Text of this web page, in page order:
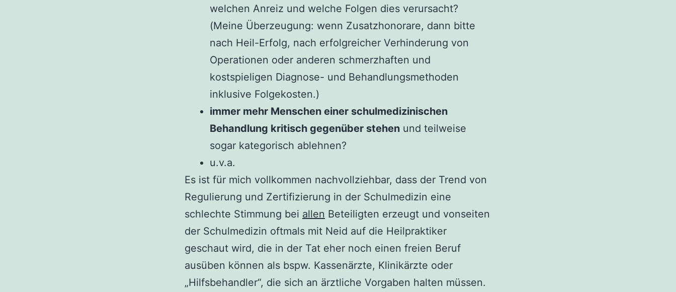
welchen Anreiz und welche Folgen dies verursacht?
(Meine Überzeugung: wenn Zusatzhonorare, dann bitte
nach Heil-Erfolg, nach erfolgreicher Verhinderung von
Operationen oder anderen schmerzhaften und
kostspieligen Diagnose- und Behandlungsmethoden
inklusive Folgekosten.)
immer mehr Menschen einer schulmedizinischen
Behandlung kritisch gegenüber stehen und teilweise
sogar kategorisch ablehnen?
u.v.a.
Es ist für mich vollkommen nachvollziehbar, dass der Trend von
Regulierung und Zertifizierung in der Schulmedizin eine
schlechte Stimmung bei allen Beteiligten erzeugt und vonseiten
der Schulmedizin oftmals mit Neid auf die Heilpraktiker
geschaut wird, die in der Tat eher noch einen freien Beruf
ausüben können als bspw. Kassenärzte, Klinikärzte oder
„Hilfsbehandler“, die sich an ärztliche Vorgaben halten müssen.